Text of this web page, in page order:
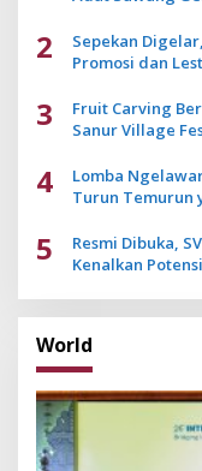
2
Sepekan
Promosi dan
3
Fruit Carving
Sanur Village
4
Lomba
Turun Temurun
5
Resmi Dibuka,
Kenalkan
World